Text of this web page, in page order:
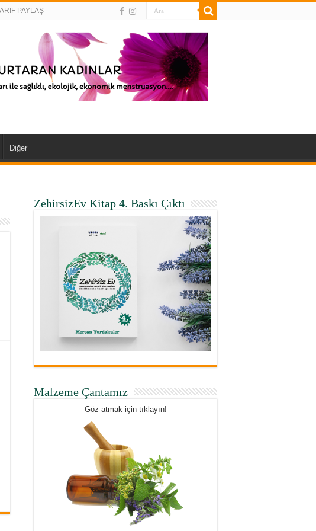
PAYLAŞ
Diğer
ZehirsizEv Kitap 4. Baskı Çıktı
Malzeme Çantamız
Göz atmak için tıklayın!